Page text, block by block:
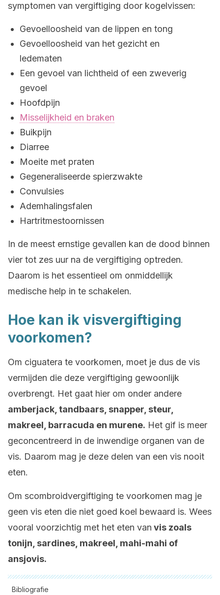
symptomen van vergiftiging door kogelvissen:
Gevoelloosheid van de lippen en tong
Gevoelloosheid van het gezicht en
ledematen
Een gevoel van lichtheid of een zweverig
gevoel
Hoofdpijn
Misselijkheid en braken
Buikpijn
Diarree
Moeite met praten
Gegeneraliseerde spierzwakte
Convulsies
Ademhalingsfalen
Hartritmestoornissen
In de meest ernstige gevallen kan de dood binnen
vier tot zes uur na de vergiftiging optreden.
Daarom is het essentieel om onmiddellijk
medische help in te schakelen.
Hoe kan ik visvergiftiging
voorkomen?
Om ciguatera te voorkomen, moet je dus de vis
vermijden die deze vergiftiging gewoonlijk
overbrengt. Het gaat hier om onder andere
amberjack, tandbaars, snapper, steur,
makreel, barracuda en murene. Het gif is meer
geconcentreerd in de inwendige organen van de
vis. Daarom mag je deze delen van een vis nooit
eten.
Om scombroidvergiftiging te voorkomen mag je
geen vis eten die niet goed koel bewaard is. Wees
vooral voorzichtig met het eten van vis zoals
tonijn, sardines, makreel, mahi-mahi of
ansjovis.
Bibliografie